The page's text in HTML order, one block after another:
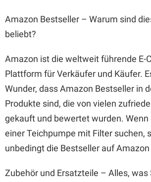
Amazon Bestseller – Warum sind
beliebt?
Amazon ist die weltweit führende E-
Plattform für Verkäufer und Käufer.
Wunder, dass Amazon Bestseller in
Produkte sind, die von vielen
gekauft und bewertet wurden. Wenn
einer Teichpumpe mit Filter suchen,
unbedingt die Bestseller auf
Zubehör und Ersatzteile – Alles, was